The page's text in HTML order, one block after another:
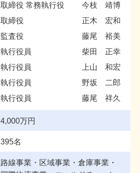
取締役 常務執行役
今枝 靖博
取締役
正木 宏和
監査役
藤尾 裕美
執行役員
柴田 正幸
執行役員
上山 和宏
執行役員
野坂 二郎
執行役員
藤尾 祥久
4,000万円
395名
路線事業・区域事業・倉庫事業・